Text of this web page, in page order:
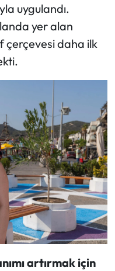
uygulandı.
yer alan
daha ilk
artırmak için